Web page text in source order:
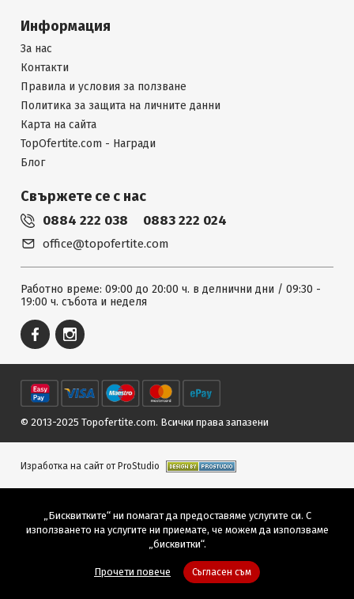
Информация
За нас
Контакти
Правила и условия за ползване
Политика за защита на личните данни
Карта на сайта
TopOfertite.com - Награди
Блог
Свържете се с нас
0884 222 038 0883 222 024
office@topofertite.com
Работно време: 09:00 до 20:00 ч. в делнични дни / 09:30 -
19:00 ч. събота и неделя
© 2013-2025 Topofertite.com. Всички права запазени
Изработка на сайт от ProStudio
„Бисквитките“ ни помагат да предоставяме услугите си. С
използването на услугите ни приемате, че можем да използваме
„бисквитки“.
Прочети повече Съгласен съм